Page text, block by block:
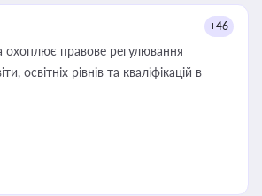
+46
охоплює правове регулювання
освітніх рівнів та кваліфікацій в